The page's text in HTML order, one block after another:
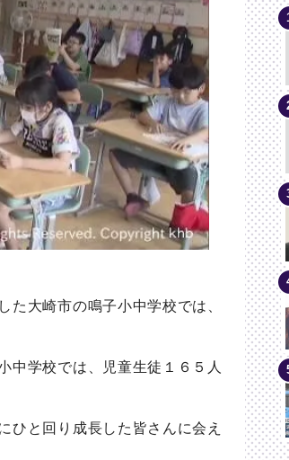
大崎市の鳴子小中学校では、
学校では、児童生徒１６５人
と回り成長した皆さんに会え